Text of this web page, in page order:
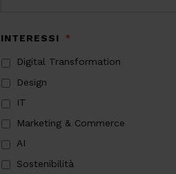
INTERESSI *
Digital Transformation
Design
IT
Marketing & Commerce
AI
Sostenibilità